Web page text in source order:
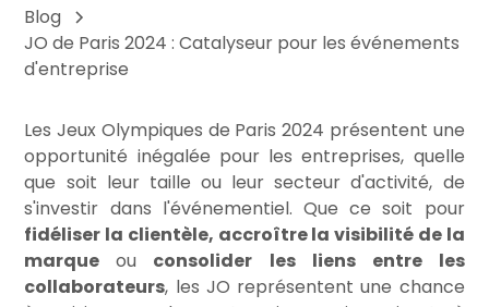
Blog
JO de Paris 2024 : Catalyseur pour les événements
d'entreprise
Les Jeux Olympiques de Paris 2024 présentent une
opportunité inégalée pour les entreprises, quelle
que soit leur taille ou leur secteur d'activité, de
s'investir dans l'événementiel. Que ce soit pour
fidéliser la clientèle, accroître la visibilité de la
marqueou consolider les liens entre les
collaborateurs, les JO représentent une chance